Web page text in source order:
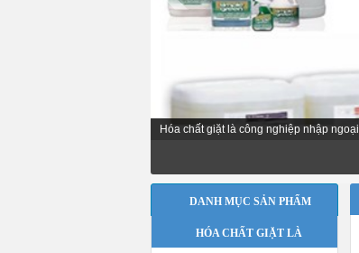
Hóa chất giặt là công nghiệp nhập ngoại
DANH MỤC SẢN PHẨM
HÓA CHẤT GIẶT LÀ